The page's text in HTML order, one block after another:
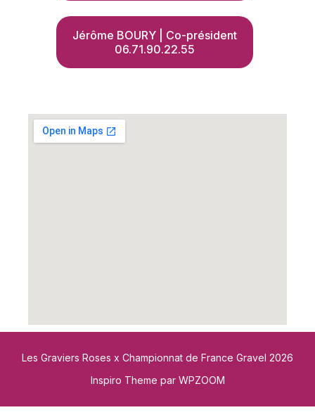
Jérôme BOURY | Co-président
06.71.90.22.55
Les Graviers Roses x Championnat de France Gravel 2026
Inspiro Theme par WPZOOM